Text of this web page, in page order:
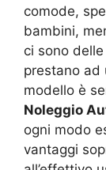
comode,
bambini,
ci sono
prestano ad
modello è
Noleggio
ogni modo
vantaggi